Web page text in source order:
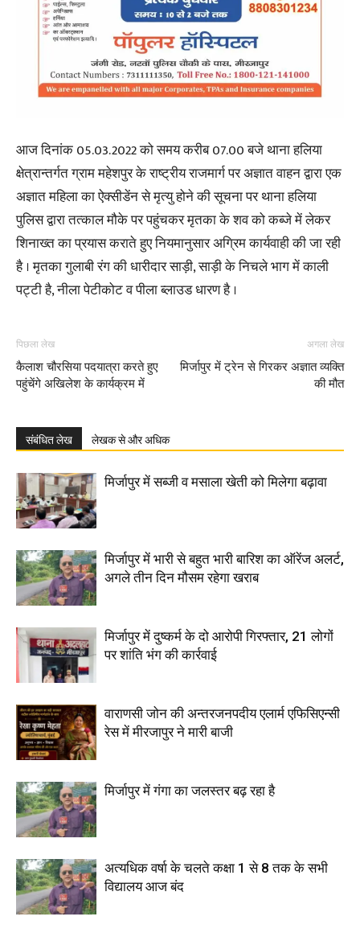
आज दिनांक 05.03.2022 को समय करीब 07.00 बजे थाना हलिया
क्षेत्रान्तर्गत ग्राम महेशपुर के राष्ट्रीय राजमार्ग पर अज्ञात वाहन द्वारा एक
अज्ञात महिला का ऐक्सीडेंन से मृत्यु होने की सूचना पर थाना हलिया
पुलिस द्वारा तत्काल मौके पर पहुंचकर मृतका के शव को कब्जे में लेकर
शिनाख्त का प्रयास कराते हुए नियमानुसार अग्रिम कार्यवाही की जा रही
है । मृतका गुलाबी रंग की धारीदार साड़ी, साड़ी के निचले भाग में काली
पट्टी है, नीला पेटीकोट व पीला ब्लाउड धारण है ।
पिछला लेख
कैलाश चौरसिया पदयात्रा करते हुए
पहुंचेंगे अखिलेश के कार्यक्रम में
अगला लेख
मिर्जापुर में ट्रेन से गिरकर अज्ञात व्यक्ति
की मौत
संबंधित लेख लेखक से और अधिक
मिर्जापुर में सब्जी व मसाला खेती को मिलेगा बढ़ावा
मिर्जापुर में भारी से बहुत भारी बारिश का ऑरेंज अलर्ट,
अगले तीन दिन मौसम रहेगा खराब
मिर्जापुर में दुष्कर्म के दो आरोपी गिरफ्तार, 21 लोगों
पर शांति भंग की कार्रवाई
वाराणसी जोन की अन्तरजनपदीय एलार्म एफिसिएन्सी
रेस में मीरजापुर ने मारी बाजी
मिर्जापुर में गंगा का जलस्तर बढ़ रहा है
अत्यधिक वर्षा के चलते कक्षा 1 से 8 तक के सभी
विद्यालय आज बंद